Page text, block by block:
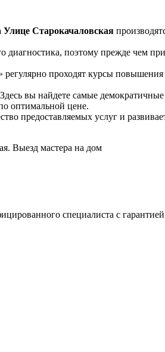
Старокачаловская
диагностика, поэтому прежде чем
регулярно проходят курсы
вы найдете самые
оптимальной цене.
предоставляемых услуг и
специалиста с